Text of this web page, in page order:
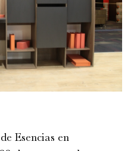
Esencias en